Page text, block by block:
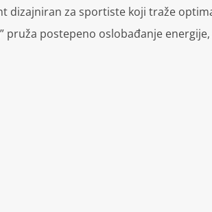
dizajniran za sportiste koji traže
pruža postepeno oslobađanje